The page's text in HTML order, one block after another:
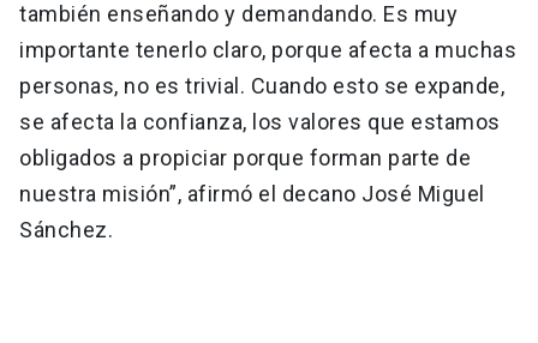
también enseñando y demandando. Es muy
importante tenerlo claro, porque afecta a muchas
personas, no es trivial. Cuando esto se expande,
se afecta la confianza, los valores que estamos
obligados a propiciar porque forman parte de
nuestra misión”, afirmó el decano José Miguel
Sánchez.